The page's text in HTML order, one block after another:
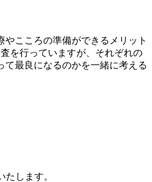
こころの準備ができるメリット
を行っていますが、それぞれの
最良になるのかを一緒に考える
します。